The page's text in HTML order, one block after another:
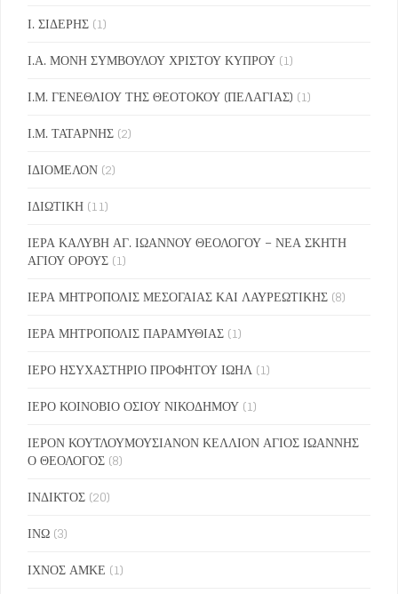
Ι. ΣΙΔΕΡΗΣ (1)
Ι.Α. ΜΟΝΗ ΣΥΜΒΟΥΛΟΥ ΧΡΙΣΤΟΥ ΚΥΠΡΟΥ (1)
Ι.Μ. ΓΕΝΕΘΛΙΟΥ ΤΗΣ ΘΕΟΤΟΚΟΥ (ΠΕΛΑΓΙΑΣ) (1)
Ι.Μ. ΤΑΤΑΡΝΗΣ (2)
ΙΔΙΟΜΕΛΟΝ (2)
ΙΔΙΩΤΙΚΗ (11)
ΙΕΡΑ ΚΑΛΥΒΗ ΑΓ. ΙΩΑΝΝΟΥ ΘΕΟΛΟΓΟΥ – ΝΕΑ ΣΚΗΤΗ
ΑΓΙΟΥ ΟΡΟΥΣ (1)
ΙΕΡΑ ΜΗΤΡΟΠΟΛΙΣ ΜΕΣΟΓΑΙΑΣ ΚΑΙ ΛΑΥΡΕΩΤΙΚΗΣ (8)
ΙΕΡΑ ΜΗΤΡΟΠΟΛΙΣ ΠΑΡΑΜΥΘΙΑΣ (1)
ΙΕΡΟ ΗΣΥΧΑΣΤΗΡΙΟ ΠΡΟΦΗΤΟΥ ΙΩΗΛ (1)
ΙΕΡΟ ΚΟΙΝΟΒΙΟ ΟΣΙΟΥ ΝΙΚΟΔΗΜΟΥ (1)
ΙΕΡΟΝ ΚΟΥΤΛΟΥΜΟΥΣΙΑΝΟΝ ΚΕΛΛΙΟΝ ΑΓΙΟΣ ΙΩΑΝΝΗΣ
Ο ΘΕΟΛΟΓΟΣ (8)
ΙΝΔΙΚΤΟΣ (20)
ΙΝΩ (3)
ΙΧΝΟΣ ΑΜΚΕ (1)